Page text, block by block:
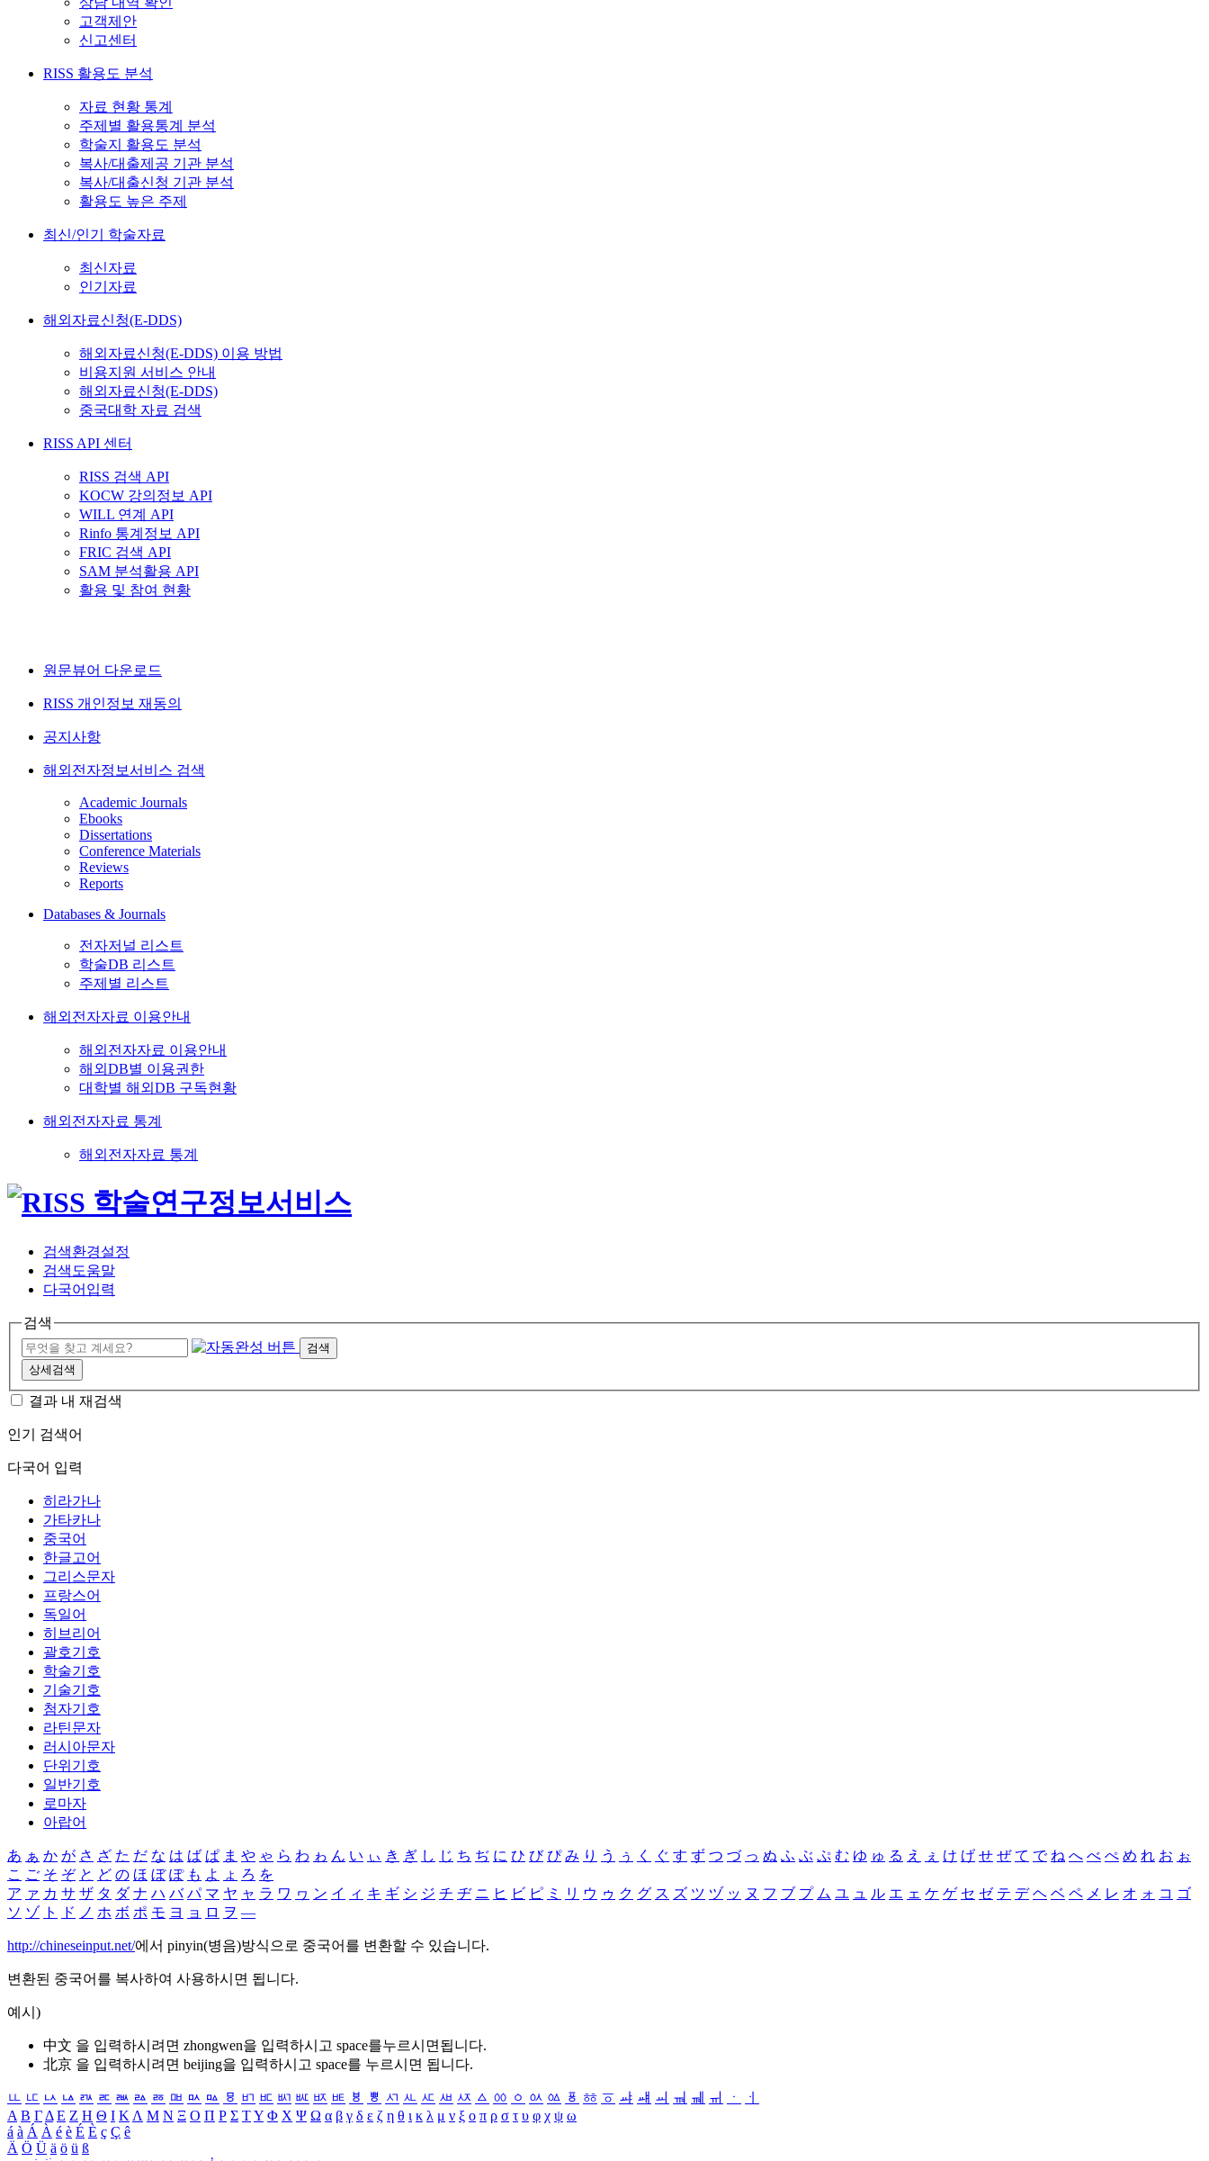
고객제안
신고센터
RISS 활용도 분석
자료 현황 통계
주제별 활용통계 분석
학술지 활용도 분석
복사/대출제공 기관 분석
복사/대출신청 기관 분석
활용도 높은 주제
최신/인기 학술자료
최신자료
인기자료
해외자료신청(E-DDS)
해외자료신청(E-DDS) 이용 방법
비용지원 서비스 안내
해외자료신청(E-DDS)
중국대학 자료 검색
RISS API 센터
RISS 검색 API
KOCW 강의정보 API
WILL 연계 API
Rinfo 통계정보 API
FRIC 검색 API
SAM 분석활용 API
활용 및 참여 현황
원문뷰어 다운로드
RISS 개인정보 재동의
공지사항
해외전자정보서비스 검색
Academic Journals
Ebooks
Dissertations
Conference Materials
Reviews
Reports
Databases & Journals
전자저널 리스트
학술DB 리스트
주제별 리스트
해외전자자료 이용안내
해외전자자료 이용안내
해외DB별 이용권한
대학별 해외DB 구독현황
해외전자자료 통계
해외전자자료 통계
검색환경설정
검색도움말
다국어입력
검색
검색
상세검색
결과 내 재검색
인기 검색어
다국어 입력
히라가나
가타카나
중국어
한글고어
그리스문자
프랑스어
독일어
히브리어
괄호기호
학술기호
기술기호
첨자기호
라틴문자
러시아문자
단위기호
일반기호
로마자
아랍어
あ ぁ か が さ ざ た だ な は ば ぱ ま や ゃ ら わ ゎ ん い ぃ き ぎ し じ ち ぢ に ひ び ぴ み り う ぅ く ぐ す ず つ づ っ ぬ ふ ぶ ぷ む ゆ ゅ る え ぇ け げ せ ぜ て で ね へ べ ぺ め れ お ぉ
こ ご そ ぞ と ど の ほ ぼ ぽ も よ ょ ろ を
ア ァ カ サ ザ タ ダ ナ ハ バ パ マ ヤ ャ ラ ワ ヮ ン イ ィ キ ギ シ ジ チ ヂ ニ ヒ ビ ピ ミ リ ウ ゥ ク グ ス ズ ツ ヅ ッ ヌ フ ブ プ ム ユ ュ ル エ ェ ケ ゲ セ ゼ テ デ ヘ ベ ペ メ レ オ ォ コ ゴ
ソ ゾ ト ド ノ ホ ボ ポ モ ヨ ョ ロ ヲ ―
http://chineseinput.net/에서 pinyin(병음)방식으로 중국어를 변환할 수 있습니다.
변환된 중국어를 복사하여 사용하시면 됩니다.
예시)
中文 을 입력하시려면 zhongwen을 입력하시고 space를누르시면됩니다.
北京 을 입력하시려면 beijing을 입력하시고 space를 누르시면 됩니다.
ㅥ ㅦ ㅧ ㅨ ㅩ ㅪ ㅫ ㅬ ㅭ ㅮ ㅯ ㅰ ㅱ ㅲ ㅳ ㅴ ㅵ ㅶ ㅷ ㅸ ㅹ ㅺ ㅻ ㅼ ㅽ ㅾ ㅿ ㆀ ㆁ ㆂ ㆃ ㆄ ㆅ ㆆ ㆇ ㆈ ㆉ ㆊ ㆋ ㆌ ㆍ
ㆎ
Α Β ΓΔ Ε Ζ Η Θ Ι ΚΛ Μ Ν Ξ Ο Π Ρ Σ ΤΥ Φ Χ Ψ Ω α β γ δ ε ζ η θ ι κ λ μ ν ξ ο π ρ σ τ υ φ χ ψ ω
á à Á À é è É È ç Ç ê
Ä Ö Ü ä ö ü ß